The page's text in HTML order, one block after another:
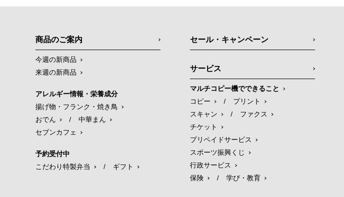
商品のご案内
今週の新商品
来週の新商品
アレルギー情報・栄養成分
揚げ物・フランク・焼き鳥
おでん
/
中華まん
セブンカフェ
予約受付中
こだわり特製弁当
/ ギフト
セール・キャンペーン
サービス
マルチコピー機でできること
コピー
/
プリント
スキャン
/
ファクス
チケット
プリペイドサービス
スポーツ振興くじ
行政サービス
保険
/ 学び・教育